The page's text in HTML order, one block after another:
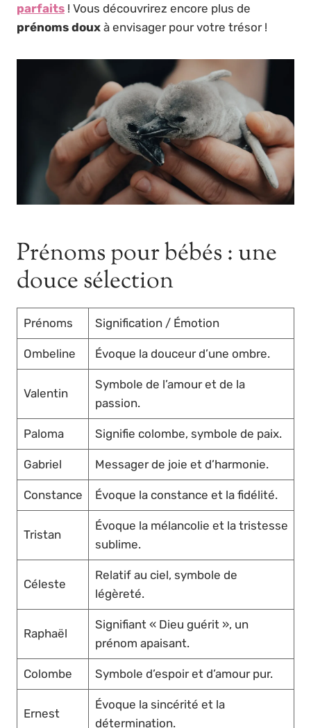
parfaits ! Vous découvrirez encore plus de
prénoms doux à envisager pour votre trésor !
Prénoms pour bébés : une
douce sélection
Prénoms Signification / Émotion
Ombeline Évoque la douceur d’une ombre.
Valentin
Symbole de l’amour et de la
passion.
Paloma Signifie colombe, symbole de paix.
Gabriel Messager de joie et d’harmonie.
Constance Évoque la constance et la fidélité.
Tristan
Évoque la mélancolie et la tristesse
sublime.
Céleste
Relatif au ciel, symbole de
légèreté.
Raphaël
Signifiant « Dieu guérit », un
prénom apaisant.
Colombe Symbole d’espoir et d’amour pur.
Ernest
Évoque la sincérité et la
détermination.